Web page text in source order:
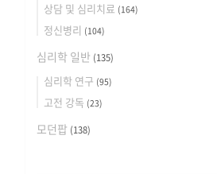
상담 및 심리치료 (164)
정신병리 (104)
심리학 일반 (135)
심리학 연구 (95)
고전 강독 (23)
모던팝 (138)